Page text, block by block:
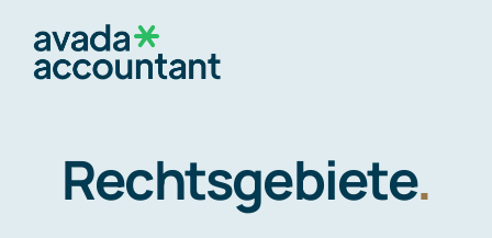
Rechtsgebiete.